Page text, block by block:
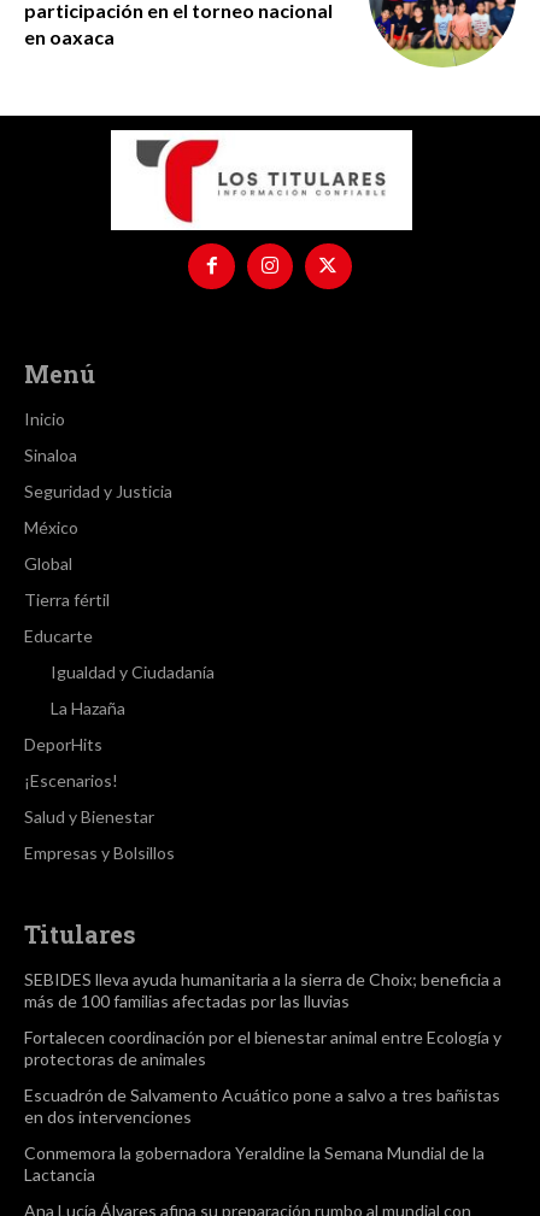
participación en el torneo nacional
en oaxaca
Menú
Inicio
Sinaloa
Seguridad y Justicia
México
Global
Tierra fértil
Educarte
Igualdad y Ciudadanía
La Hazaña
DeporHits
¡Escenarios!
Salud y Bienestar
Empresas y Bolsillos
Titulares
SEBIDES lleva ayuda humanitaria a la sierra de Choix; beneficia a
más de 100 familias afectadas por las lluvias
Fortalecen coordinación por el bienestar animal entre Ecología y
protectoras de animales
Escuadrón de Salvamento Acuático pone a salvo a tres bañistas
en dos intervenciones
Conmemora la gobernadora Yeraldine la Semana Mundial de la
Lactancia
Ana Lucía Álvares afina su preparación rumbo al mundial con